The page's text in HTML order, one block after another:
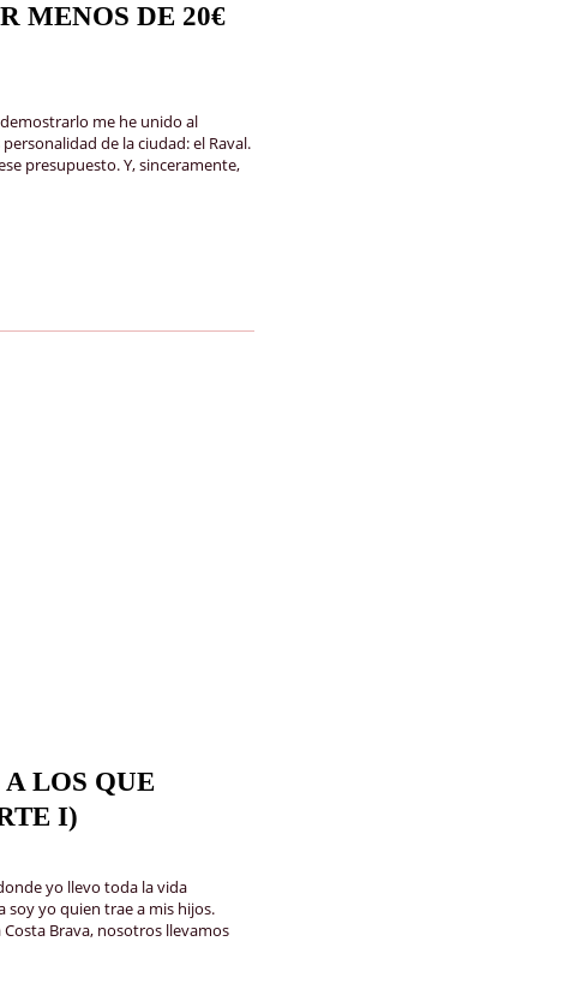
MENOS DE 20€
demostrarlo me he unido al
de la ciudad: el Raval.
presupuesto. Y, sinceramente,
LOS QUE
I)
yo llevo toda la vida
soy yo quien trae a mis hijos.
Brava, nosotros llevamos